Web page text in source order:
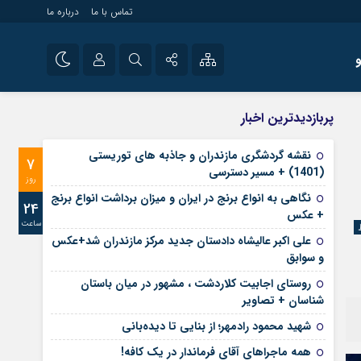
تماس با ما درباره ما
آپارات
رمز عبور
مرا به خاطر بسپار
راه اندازی سایت و
سایت های خبری و
پربازدیدترین اخبار
7
روز
24
ساعت
نقشه گردشگری مازندران و جاذبه های توریستی
(1401) + مسیر دسترسی
نگاهی به انواع برنج در ایران و میزان برداشت انواع برنج
+ عکس
علی‌ اکبر عالیشاه دادستان جدید مرکز مازندران شد+عکس
و سوابق
روستای اجابیت کلاردشت ، مشهور در میان باستان
شناسان + تصاویر
شهید محمود رادمهر؛ از بنایی تا دیده‌بانی
همه ماجراهای آقای فرماندار در یک کافه!